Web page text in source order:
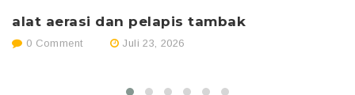
alat aerasi dan pelapis tambak
0 Comment Juli 23, 2026